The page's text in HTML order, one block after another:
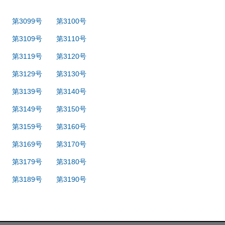
第3099号 第3100号
第3109号 第3110号
第3119号 第3120号
第3129号 第3130号
第3139号 第3140号
第3149号 第3150号
第3159号 第3160号
第3169号 第3170号
第3179号 第3180号
第3189号 第3190号